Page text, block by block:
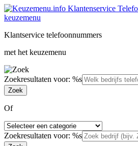
Klantservice telefoonnummers
met het keuzemenu
Zoekresultaten voor: %s
Of
Zoekresultaten voor: %s